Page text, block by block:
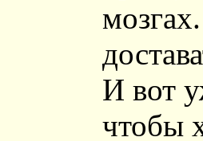
И вот
чтобы